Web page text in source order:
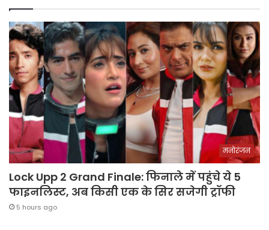
मनोरंजन
Lock Upp 2 Grand Finale: फिनाले में पहुंचे ये 5
फाइनलिस्ट, अब किसी एक के सिर सजेगी ट्रॉफी
5 hours ago